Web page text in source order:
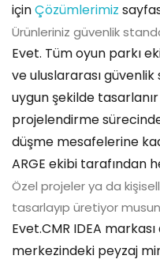
içinÇözümlerimiz
Ürünleriniz güvenlik
Evet. Tüm oyun parkı
ve uluslararası
uygun şekilde
projelendirme
düşme mesafelerine
ARGE ekibi tarafından
Özel projeler ya da
tasarlayıp üretiyor
Evet.CMR IDEA
merkezindeki peyzaj